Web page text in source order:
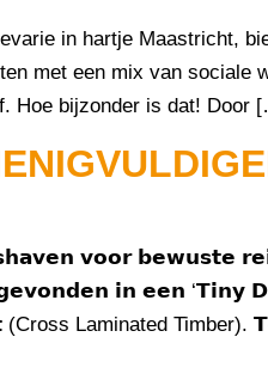
in hartje Maastricht,
met een mix van
Hoe bijzonder is dat! Door
𝘃𝗼𝗼𝗿 𝗯𝗲𝘄𝘂𝘀𝘁𝗲
𝗶𝗻 𝗲𝗲𝗻
Laminated